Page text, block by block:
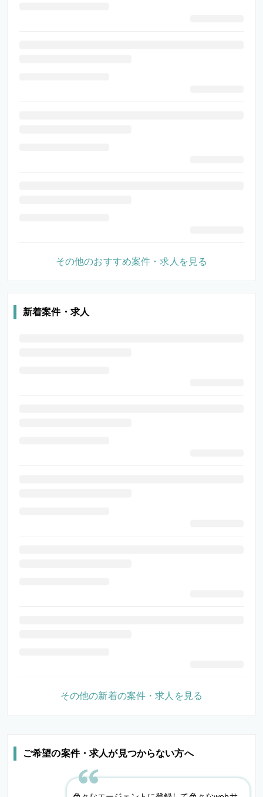
ご希望の案件・求人が見つからない方へ
その他のおすすめ案件・求人を見る
新着案件・求人
その他の新着の案件・求人を見る